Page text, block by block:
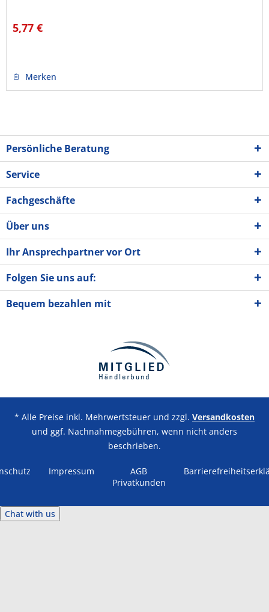
5,77 €
Merken
Persönliche Beratung
Service
Fachgeschäfte
Über uns
Ihr Ansprechpartner vor Ort
Folgen Sie uns auf:
Bequem bezahlen mit
* Alle Preise inkl. Mehrwertsteuer und zzgl. Versandkosten
und ggf. Nachnahmegebühren, wenn nicht anders
beschrieben.
Impressum
AGB
Privatkunden
Chat with us